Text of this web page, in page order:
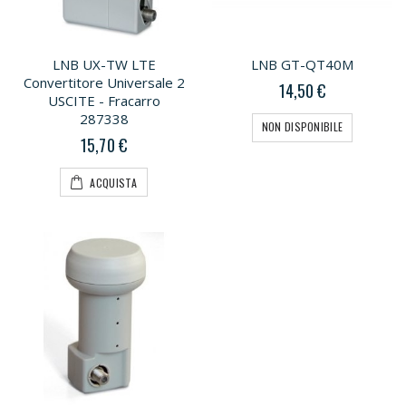
LNB UX-TW LTE
Convertitore Universale 2
USCITE - Fracarro
287338
15,70 €
ACQUISTA
LNB GT-QT40M
14,50 €
NON DISPONIBILE